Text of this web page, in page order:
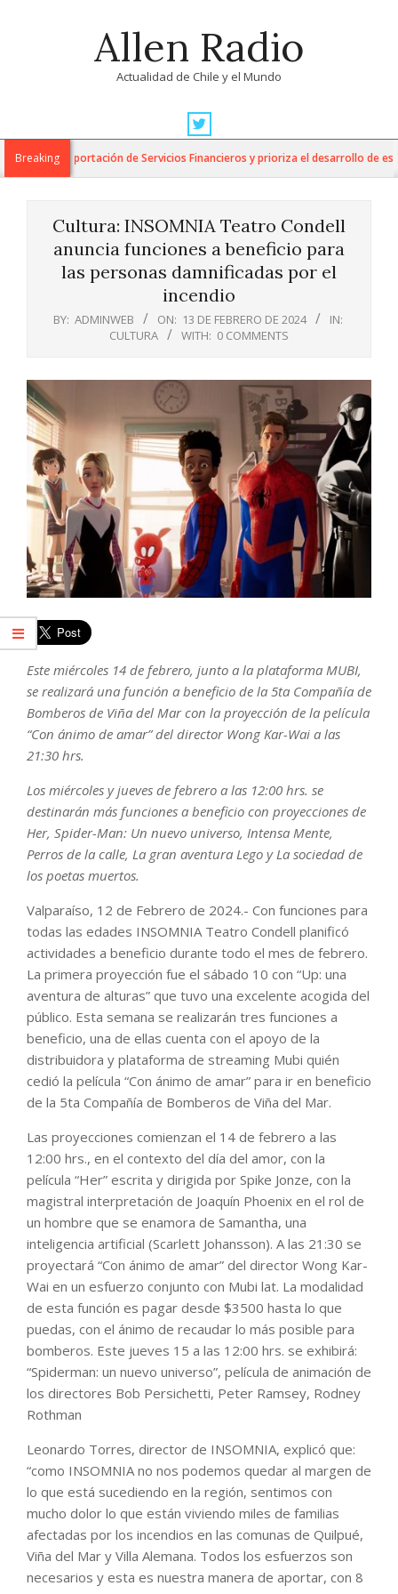
Allen Radio
Actualidad de Chile y el Mundo
Navigation
MenuBreaking
para la Exportación de Servicios Financieros y prioriza el desarrollo de esta
Cultura: INSOMNIA Teatro Condell
anuncia funciones a beneficio para
las personas damnificadas por el
incendio
BY: ADMINWEB ON: 13 DE FEBRERO DE 2024
IN:
CULTURA
WITH: 0 COMMENTS
Este miércoles 14 de febrero, junto a la plataforma MUBI,
se realizará una función a beneficio de la 5ta Compañía de
Bomberos de Viña del Mar con la proyección de la película
“Con ánimo de amar” del director Wong Kar-Wai a las
21:30 hrs.
Los miércoles y jueves de febrero a las 12:00 hrs. se
destinarán más funciones a beneficio con proyecciones de
Her, Spider-Man: Un nuevo universo, Intensa Mente,
Perros de la calle, La gran aventura Lego y La sociedad de
los poetas muertos.
Valparaíso, 12 de Febrero de 2024.- Con funciones para
todas las edades INSOMNIA Teatro Condell planificó
actividades a beneficio durante todo el mes de febrero.
La primera proyección fue el sábado 10 con “Up: una
aventura de alturas” que tuvo una excelente acogida del
público. Esta semana se realizarán tres funciones a
beneficio, una de ellas cuenta con el apoyo de la
distribuidora y plataforma de streaming Mubi quién
cedió la película “Con ánimo de amar” para ir en beneficio
de la 5ta Compañía de Bomberos de Viña del Mar.
Las proyecciones comienzan el 14 de febrero a las
12:00 hrs., en el contexto del día del amor, con la
película “Her” escrita y dirigida por Spike Jonze, con la
magistral interpretación de Joaquín Phoenix en el rol de
un hombre que se enamora de Samantha, una
inteligencia artificial (Scarlett Johansson). A las 21:30 se
proyectará “Con ánimo de amar” del director Wong Kar-
Wai en un esfuerzo conjunto con Mubi lat. La modalidad
de esta función es pagar desde $3500 hasta lo que
puedas, con el ánimo de recaudar lo más posible para
bomberos. Este jueves 15 a las 12:00 hrs. se exhibirá:
“Spiderman: un nuevo universo”, película de animación de
los directores Bob Persichetti, Peter Ramsey, Rodney
Rothman
Leonardo Torres, director de INSOMNIA, explicó que:
“como INSOMNIA no nos podemos quedar al margen de
lo que está sucediendo en la región, sentimos con
mucho dolor lo que están viviendo miles de familias
afectadas por los incendios en las comunas de Quilpué,
Viña del Mar y Villa Alemana. Todos los esfuerzos son
necesarios y esta es nuestra manera de aportar, con 8